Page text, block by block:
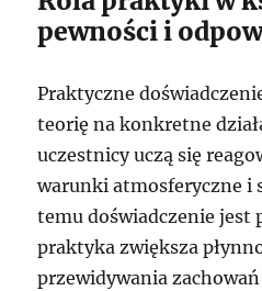
pewności i
Praktyczne
teorię na konkretne
uczestnicy uczą się
warunki atmosferyczne i
temu doświadczenie jest
praktyka zwiększa
przewidywania